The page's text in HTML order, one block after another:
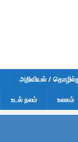
அறிவியல் /
உடல் நலம் உலகம்